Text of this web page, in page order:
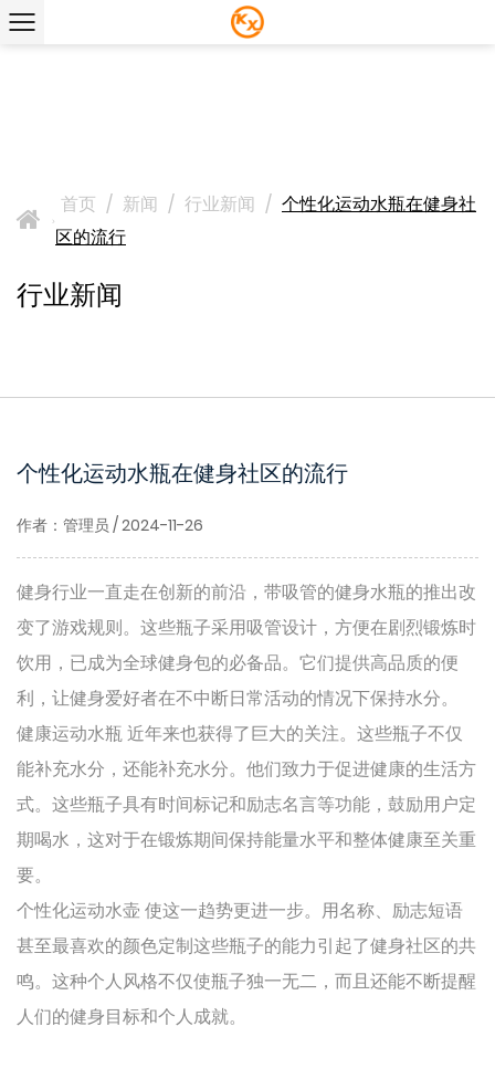
>
首页 / 新闻 / 行业新闻 / 个性化运动水瓶在健身社
区的流行
行业新闻
个性化运动水瓶在健身社区的流行
作者：管理员 / 2024-11-26
健身行业一直走在创新的前沿，带吸管的健身水瓶的推出改
变了游戏规则。这些瓶子采用吸管设计，方便在剧烈锻炼时
饮用，已成为全球健身包的必备品。它们提供高品质的便
利，让健身爱好者在不中断日常活动的情况下保持水分。
健康运动水瓶近年来也获得了巨大的关注。这些瓶子不仅
能补充水分，还能补充水分。他们致力于促进健康的生活方
式。这些瓶子具有时间标记和励志名言等功能，鼓励用户定
期喝水，这对于在锻炼期间保持能量水平和整体健康至关重
要。
个性化运动水壶 使这一趋势更进一步。用名称、励志短语
甚至最喜欢的颜色定制这些瓶子的能力引起了健身社区的共
鸣。这种个人风格不仅使瓶子独一无二，而且还能不断提醒
人们的健身目标和个人成就。